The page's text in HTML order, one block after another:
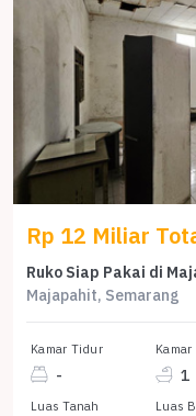
Rp 12 Miliar
Ruko Siap Pakai di
Majapahit, Semarang
Kamar Tidur
- 1
Luas Tanah Luas